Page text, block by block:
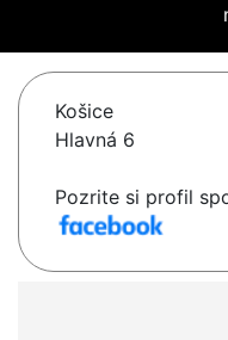
Košice
Hlavná 6
Pozrite si profil